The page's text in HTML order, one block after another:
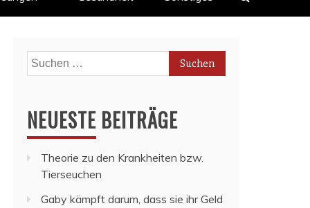
Suchen
nach:
NEUESTE BEITRÄGE
Theorie zu den Krankheiten bzw.
Tierseuchen
Gaby kämpft darum, dass sie ihr Geld